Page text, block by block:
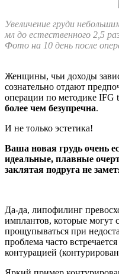
Увеличение груди
мл до естественного 2,5
Фото на 10 день после
Женщины, чьи доходы
сознательно отдают
операции по методике IFG
более чем безупречна.
И не только эстетика!
Ваша новая грудь очень
идеальные, плавные
заклятая подруга не
Да-да, липофилинг
имплантов, которые могут
прощупываться при
проблема часто
контурацией